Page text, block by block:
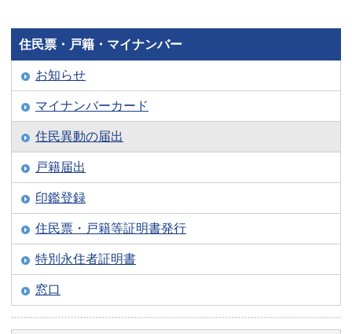
住民票・戸籍・マイナンバー
お知らせ
マイナンバーカード
住民異動の届出
戸籍届出
印鑑登録
住民票・戸籍等証明書発行
特別永住者証明書
窓口